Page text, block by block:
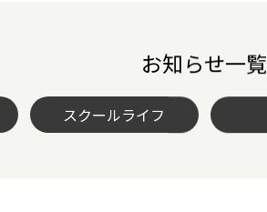
お知らせ一覧
スクールライフ